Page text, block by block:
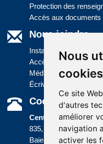
Nous
cookies
Ce site
d'autres
améliorer
navigation
activer les
Protection des
Accès aux
Nous joindre
Installations
Accès à l'information
Médias
Écrivez-nous
Coordonnées
Centre administratif
835, boulevard Jolliet
Baie-Comeau